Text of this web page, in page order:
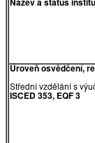
Název a status
Úroveň osvědčení,
Střední vzdělání s
ISCED 353, EQF 3